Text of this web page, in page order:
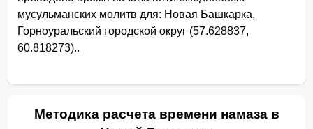
мусульманских молитв для: Новая Башкарка,
Горноуральский городской округ (57.628837,
60.818273)..
Методика расчета времени намаза в